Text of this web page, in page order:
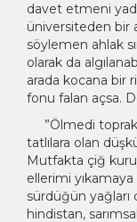
davet etmeni
üniversiteden bir
söylemen ahlak
olarak da
arada kocana bir
fonu falan açsa.
”Ölmedi toprak
tatlılara olan
Mutfakta çiğ
ellerimi
sürdüğün
hindistan,